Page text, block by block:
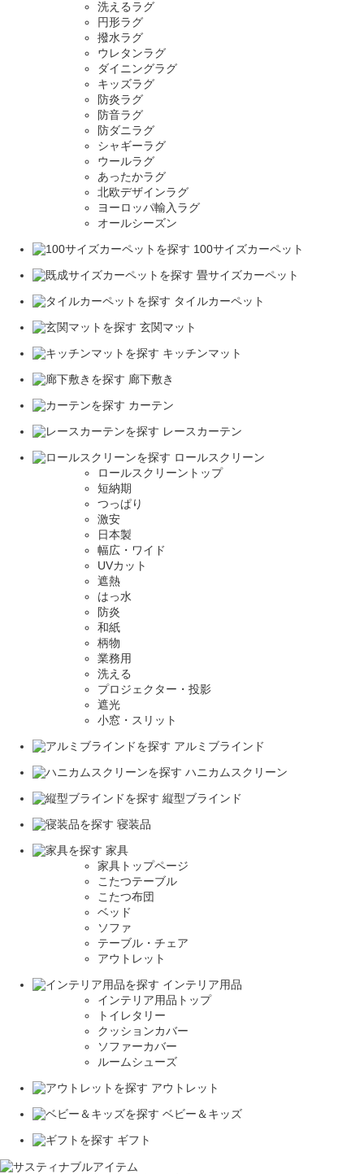
洗えるラグ
円形ラグ
撥水ラグ
ウレタンラグ
ダイニングラグ
キッズラグ
防炎ラグ
防音ラグ
防ダニラグ
シャギーラグ
ウールラグ
あったかラグ
北欧デザインラグ
ヨーロッパ輸入ラグ
オールシーズン
100サイズカーペット
畳サイズカーペット
タイルカーペット
玄関マット
キッチンマット
廊下敷き
カーテン
レースカーテン
ロールスクリーン
ロールスクリーントップ
短納期
つっぱり
激安
日本製
幅広・ワイド
UVカット
遮熱
はっ水
防炎
和紙
柄物
業務用
洗える
プロジェクター・投影
遮光
小窓・スリット
アルミブラインド
ハニカムスクリーン
縦型ブラインド
寝装品
家具
家具トップページ
こたつテーブル
こたつ布団
ベッド
ソファ
テーブル・チェア
アウトレット
インテリア用品
インテリア用品トップ
トイレタリー
クッションカバー
ソファーカバー
ルームシューズ
アウトレット
ベビー＆キッズ
ギフト